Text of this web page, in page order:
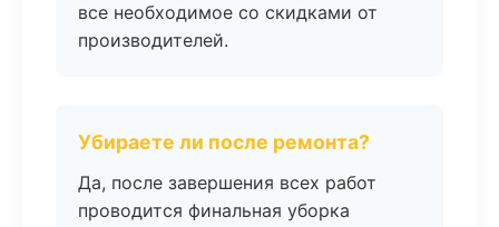
все необходимое со скидками от
производителей.
Убираете ли после ремонта?
Да, после завершения всех работ
проводится финальная уборка